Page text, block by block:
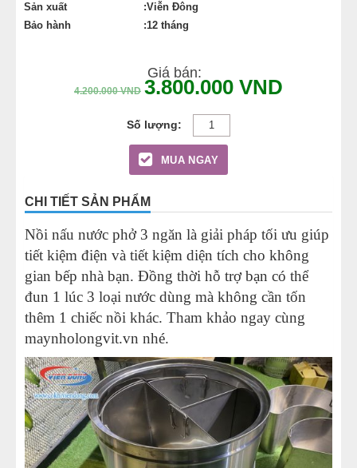
Sản xuất
:Viễn Đông
Bảo hành
:12 tháng
Giá bán:
4.200.000VND 3.800.000 VND
MUA NGAY
CHI TIẾT SẢN PHẨM
Nồi nấu nước phở 3 ngăn là giải pháp tối ưu giúp
tiết kiệm điện và tiết kiệm diện tích cho không
gian bếp nhà bạn. Đồng thời hỗ trợ bạn có thể
đun 1 lúc 3 loại nước dùng mà không cần tốn
thêm 1 chiếc nồi khác. Tham khảo ngay cùng
maynholongvit.vn nhé.